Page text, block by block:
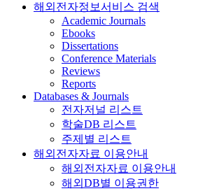
해외전자정보서비스 검색
Academic Journals
Ebooks
Dissertations
Conference Materials
Reviews
Reports
Databases & Journals
전자저널 리스트
학술DB 리스트
주제별 리스트
해외전자자료 이용안내
해외전자자료 이용안내
해외DB별 이용권한